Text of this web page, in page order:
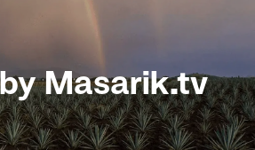
Masarik.tv